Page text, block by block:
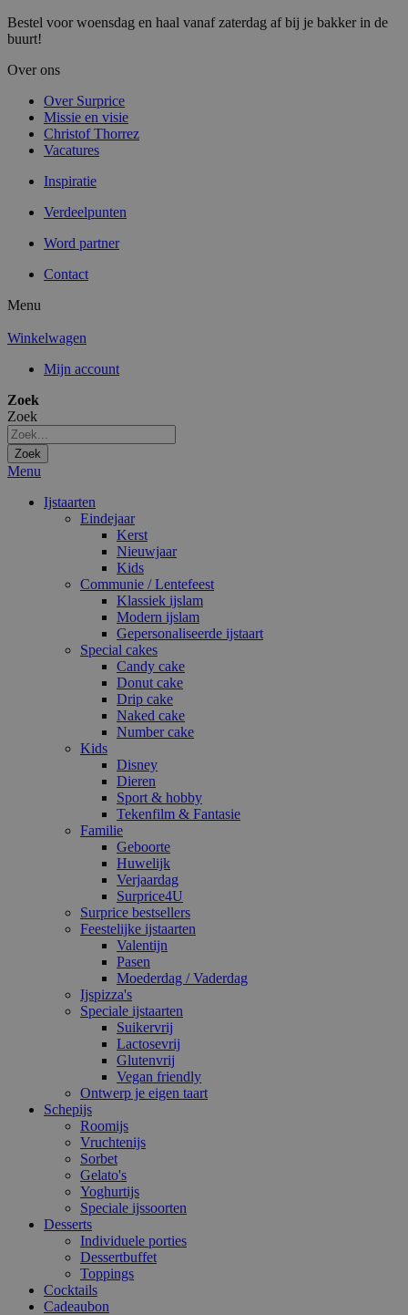
Bestel voor woensdag en haal vanaf zaterdag af bij je bakker in de
buurt!
Over ons
Over Surprice
Missie en visie
Christof Thorrez
Vacatures
Inspiratie
Verdeelpunten
Word partner
Contact
Menu
Winkelwagen
Mijn account
Zoek
Zoek
Zoek
Menu
Ijstaarten
Eindejaar
Kerst
Nieuwjaar
Kids
Communie / Lentefeest
Klassiek ijslam
Modern ijslam
Gepersonaliseerde ijstaart
Special cakes
Candy cake
Donut cake
Drip cake
Naked cake
Number cake
Kids
Disney
Dieren
Sport & hobby
Tekenfilm & Fantasie
Familie
Geboorte
Huwelijk
Verjaardag
Surprice4U
Surprice bestsellers
Feestelijke ijstaarten
Valentijn
Pasen
Moederdag / Vaderdag
Ijspizza's
Speciale ijstaarten
Suikervrij
Lactosevrij
Glutenvrij
Vegan friendly
Ontwerp je eigen taart
Schepijs
Roomijs
Vruchtenijs
Sorbet
Gelato's
Yoghurtijs
Speciale ijssoorten
Desserts
Individuele porties
Dessertbuffet
Toppings
Cocktails
Cadeaubon